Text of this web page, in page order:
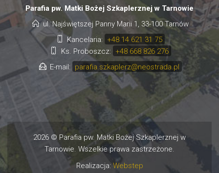
Parafia pw. Matki Bożej Szkaplerznej w Tarnowie
ul. Najświętszej Panny Marii 1, 33-100 Tarnów
Kancelaria:
+48 14 621 31 75
Ks. Proboszcz:
+48 668 826 276
E-mail:
parafia.szkaplerz@neostrada.pl
2026 © Parafia pw. Matki Bożej Szkaplerznej w
Tarnowie. Wszelkie prawa zastrzeżone.
Realizacja:Webstep